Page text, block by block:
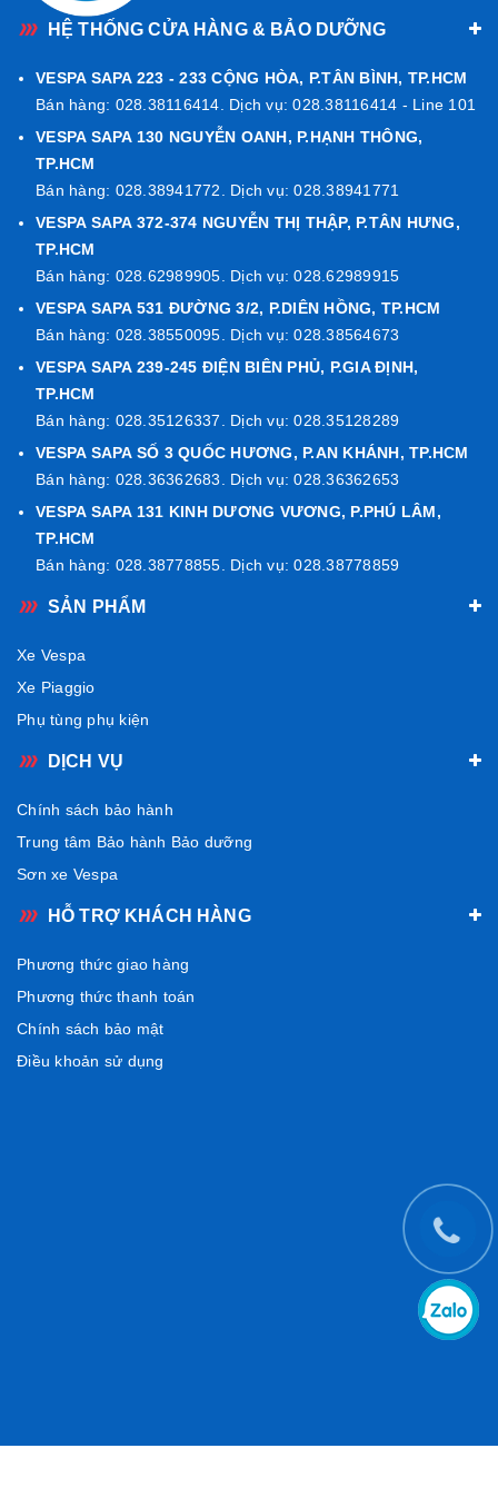
HỆ THỐNG CỬA HÀNG & BẢO DƯỠNG
VESPA SAPA 223 - 233 CỘNG HÒA, P.TÂN BÌNH, TP.HCM
Bán hàng: 028.38116414. Dịch vụ: 028.38116414 - Line 101
VESPA SAPA 130 NGUYỄN OANH, P.HẠNH THÔNG,
TP.HCM
Bán hàng: 028.38941772. Dịch vụ: 028.38941771
VESPA SAPA 372-374 NGUYỄN THỊ THẬP, P.TÂN HƯNG,
TP.HCM
Bán hàng: 028.62989905. Dịch vụ: 028.62989915
VESPA SAPA 531 ĐƯỜNG 3/2, P.DIÊN HỒNG, TP.HCM
Bán hàng: 028.38550095. Dịch vụ: 028.38564673
VESPA SAPA 239-245 ĐIỆN BIÊN PHỦ, P.GIA ĐỊNH,
TP.HCM
Bán hàng: 028.35126337. Dịch vụ: 028.35128289
VESPA SAPA SỐ 3 QUỐC HƯƠNG, P.AN KHÁNH, TP.HCM
Bán hàng: 028.36362683. Dịch vụ: 028.36362653
VESPA SAPA 131 KINH DƯƠNG VƯƠNG, P.PHÚ LÂM,
TP.HCM
Bán hàng: 028.38778855. Dịch vụ: 028.38778859
SẢN PHẨM
Xe Vespa
Xe Piaggio
Phụ tùng phụ kiện
DỊCH VỤ
Chính sách bảo hành
Trung tâm Bảo hành Bảo dưỡng
Sơn xe Vespa
HỖ TRỢ KHÁCH HÀNG
Phương thức giao hàng
Phương thức thanh toán
Chính sách bảo mật
Điều khoản sử dụng